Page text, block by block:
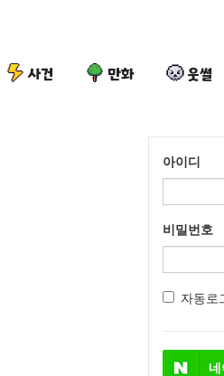
사건 만화 웃썰
아이디
비밀번호
자동로
네